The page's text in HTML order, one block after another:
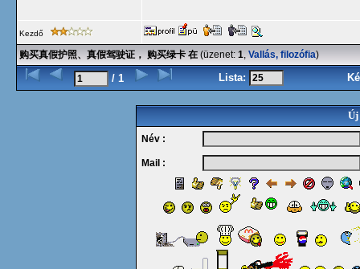
Kezdő
购买真假护照、真假驾驶证， 购买绿卡 在 (üzenet: 1, Vallás, filozófia)
/ 1 Lista:
Új
Név :
Mail :